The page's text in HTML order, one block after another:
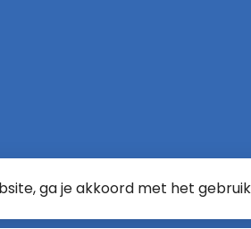
ga je akkoord met het